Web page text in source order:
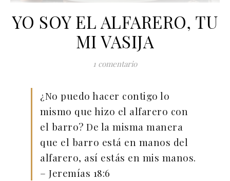
YO SOY EL ALFARERO, TU
MI VASIJA
1 comentario
¿No puedo hacer contigo lo
mismo que hizo el alfarero con
el barro? De la misma manera
que el barro está en manos del
alfarero, así estás en mis manos.
– Jeremías 18:6